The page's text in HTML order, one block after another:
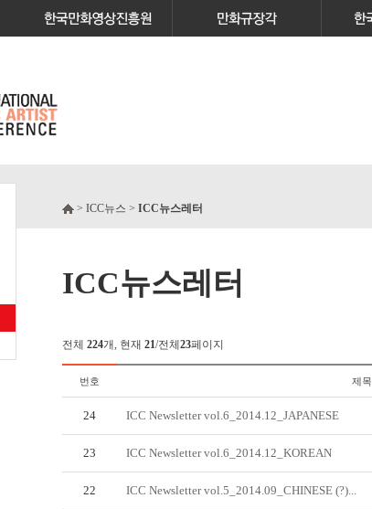
> ICC뉴스 > ICC뉴스레터
ICC뉴스레터
전체 224개, 현재 21/전체 23페이지
번호 제목
24 ICC Newsletter vol.6_2014.12_JAPANESE
23 ICC Newsletter vol.6_2014.12_KOREAN
22 ICC Newsletter vol.5_2014.09_CHINESE (?)...